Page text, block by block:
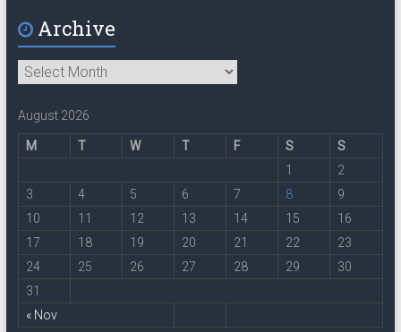
Archive
Archive
August 2026
M T W T F S S
« Nov
1
2
3
4 5 6 7 8
9
10
11 12 13 14 15
16
17
18 19 20 21 22
23
24
25 26 27 28 29
30
31